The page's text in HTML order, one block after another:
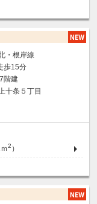
・根岸線
歩15分
階建
十条５丁目
2 ）